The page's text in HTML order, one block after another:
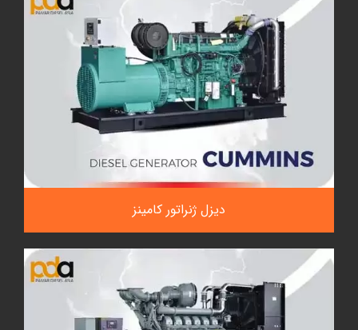
دیزل ژنراتور کامینز